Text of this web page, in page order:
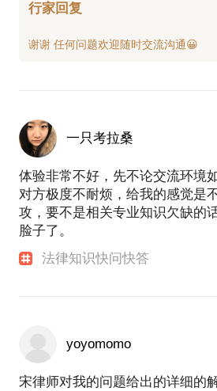
行家回复
一只考拉桑
体验非常不好，先不论交流环境
对方极度不耐烦，给我的感觉是
攻，要不是相关专业知识欠缺的
脸子了。
法律知识快问快答
yoyomomo
宋律师对我的问题给出的详细的